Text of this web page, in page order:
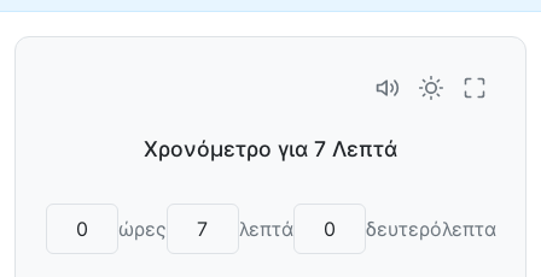
ώρες λεπτά δευτερόλεπτα